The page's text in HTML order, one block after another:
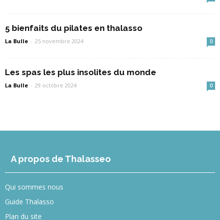
5 bienfaits du pilates en thalasso
La Bulle - 25 novembre 2024 0
Les spas les plus insolites du monde
La Bulle - 29 octobre 2024 0
A propos de Thalasseo
Qui sommes nous
Guide Thalasso
Plan du site